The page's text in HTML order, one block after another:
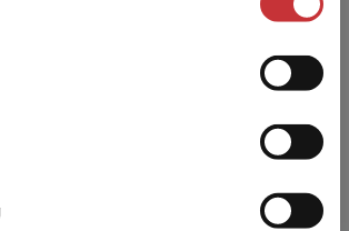
ett köp måste